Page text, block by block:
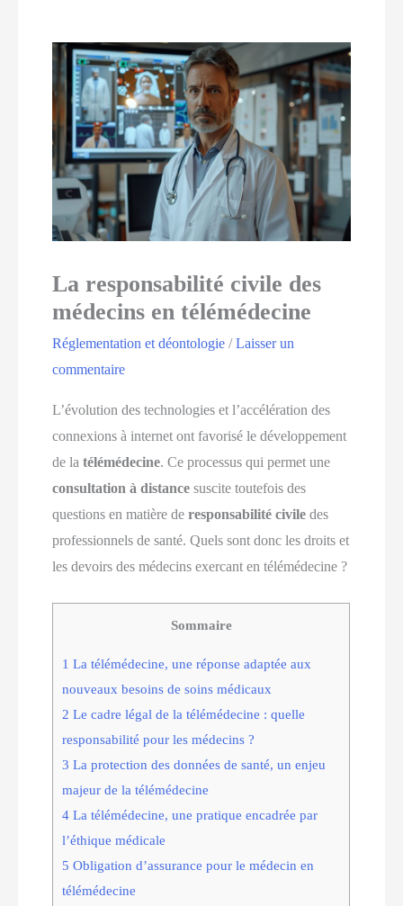
La responsabilité civile des
médecins en télémédecine
Réglementation et déontologie /Laisser un
commentaire
L’évolution des technologies et l’accélération des
connexions à internet ont favorisé le développement
de latélémédecine. Ce processus qui permet une
consultation à distance suscite toutefois des
questions en matière deresponsabilité civile des
professionnels de santé. Quels sont donc les droits et
les devoirs des médecins exercant en télémédecine ?
Sommaire
1 La télémédecine, une réponse adaptée aux
nouveaux besoins de soins médicaux
2 Le cadre légal de la télémédecine : quelle
responsabilité pour les médecins ?
3 La protection des données de santé, un enjeu
majeur de la télémédecine
4 La télémédecine, une pratique encadrée par
l’éthique médicale
5 Obligation d’assurance pour le médecin en
télémédecine